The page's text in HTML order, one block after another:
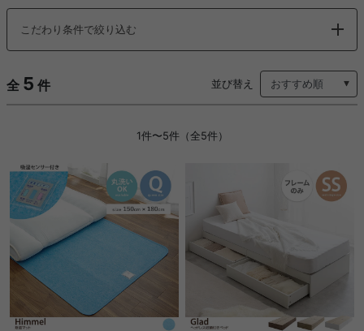
こだわり条件で絞り込む
全 5 件 並び替え
1件〜5件（全5件）